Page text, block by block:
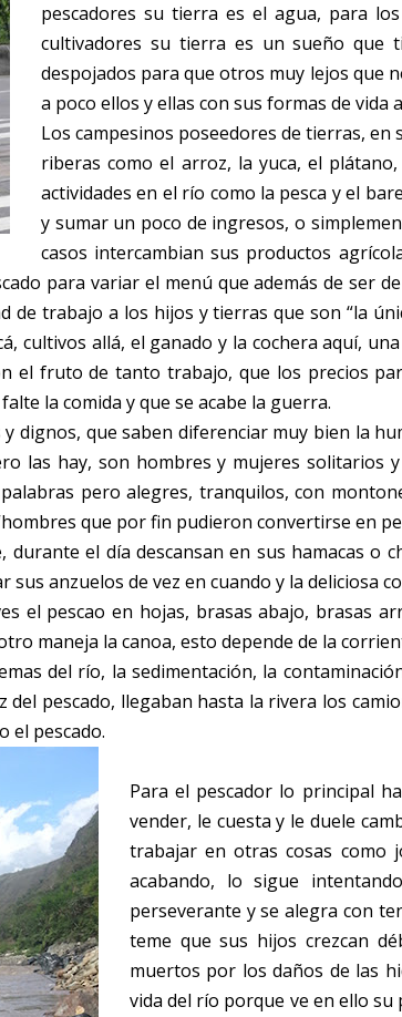
pescadores su tierra es el agua, para
cultivadores su tierra es un sueño que
despojados para que otros muy lejos que
a poco ellos y ellas con sus formas de vida
Los campesinos poseedores de tierras,
riberas como el arroz, la yuca, el
actividades en el río como la pesca y el
y sumar un poco de ingresos, o
casos intercambian sus productos
para variar el menú que además de ser
de trabajo a los hijos y tierras que son “la
cultivos allá, el ganado y la cochera aquí,
el fruto de tanto trabajo, que los precios
la comida y que se acabe la guerra.
dignos, que saben diferenciar muy bien la
las hay, son hombres y mujeres solitarios
pero alegres, tranquilos, con
que por fin pudieron convertirse en
el día descansan en sus hamacas o
anzuelos de vez en cuando y la deliciosa
el pescao en hojas, brasas abajo, brasas
maneja la canoa, esto depende de la
del río, la sedimentación, la
del pescado, llegaban hasta la rivera los
el pescado.
Para el pescador lo principal
vender, le cuesta y le duele
trabajar en otras cosas como
acabando, lo sigue
perseverante y se alegra con
teme que sus hijos crezcan
muertos por los daños de las
vida del río porque ve en ello su